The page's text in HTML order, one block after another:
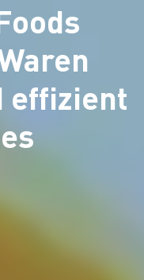
effizient